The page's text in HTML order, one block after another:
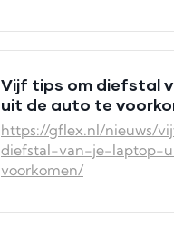
Vijf tips om diefstal
uit de auto te
https://gflex.nl/nieuws/
diefstal-van-je-laptop-
voorkomen/